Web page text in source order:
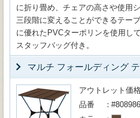
に折り畳め、チェアの高さや使用
三段階に変えることができるテー
に優れたPVCターポリンを使用し
スタッフバッグ付き。
マルチ フォールディング
アウトレット価
品番